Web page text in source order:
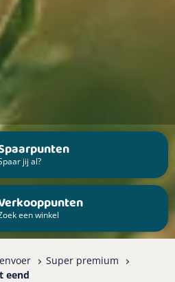
jij al?
een winkel
Super premium
eend